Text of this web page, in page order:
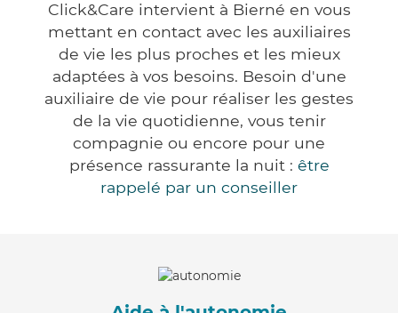
Click&Care intervient à Bierné en vous
mettant en contact avec les auxiliaires
de vie les plus proches et les mieux
adaptées à vos besoins. Besoin d'une
auxiliaire de vie pour réaliser les gestes
de la vie quotidienne, vous tenir
compagnie ou encore pour une
présence rassurante la nuit : être
rappelé par un conseiller